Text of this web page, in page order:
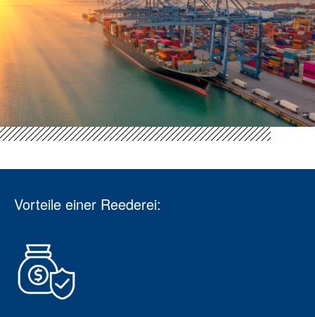
Vorteile einer Reederei: